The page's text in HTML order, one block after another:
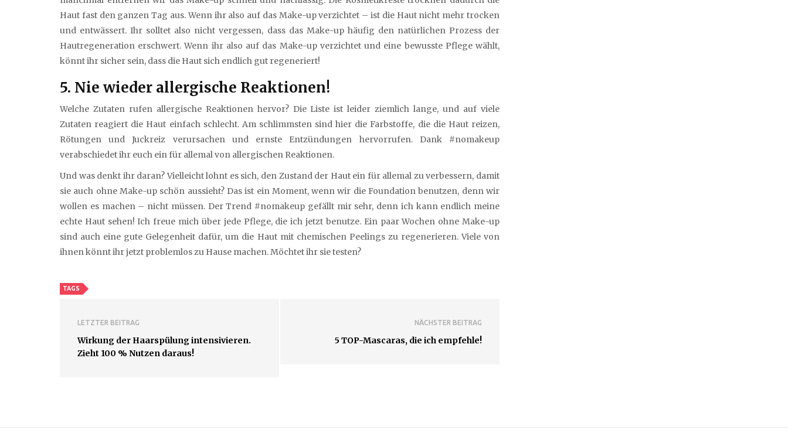
Haut fast den ganzen Tag aus. Wenn ihr also auf das Make-up verzichtet – ist die Haut nicht mehr trocken
und entwässert. Ihr solltet also nicht vergessen, dass das Make-up häufig den natürlichen Prozess der
Hautregeneration erschwert. Wenn ihr also auf das Make-up verzichtet und eine bewusste Pflege wählt,
könnt ihr sicher sein, dass die Haut sich endlich gut regeneriert!
5. Nie wieder allergische Reaktionen!
Welche Zutaten rufen allergische Reaktionen hervor? Die Liste ist leider ziemlich lange, und auf viele
Zutaten reagiert die Haut einfach schlecht. Am schlimmsten sind hier die Farbstoffe, die die Haut reizen,
Rötungen und Juckreiz verursachen und ernste Entzündungen hervorrufen. Dank #nomakeup
verabschiedet ihr euch ein für allemal von allergischen Reaktionen.
Und was denkt ihr daran? Vielleicht lohnt es sich, den Zustand der Haut ein für allemal zu verbessern, damit
sie auch ohne Make-up schön aussieht? Das ist ein Moment, wenn wir die Foundation benutzen, denn wir
wollen es machen – nicht müssen. Der Trend #nomakeup gefällt mir sehr, denn ich kann endlich meine
echte Haut sehen! Ich freue mich über jede Pflege, die ich jetzt benutze. Ein paar Wochen ohne Make-up
sind auch eine gute Gelegenheit dafür, um die Haut mit chemischen Peelings zu regenerieren. Viele von
ihnen könnt ihr jetzt problemlos zu Hause machen. Möchtet ihr sie testen?
TAGS
LETZTER BEITRAG
Wirkung der Haarspülung intensivieren.
Zieht 100 % Nutzen daraus!
NÄCHSTER BEITRAG
5 TOP-Mascaras, die ich empfehle!